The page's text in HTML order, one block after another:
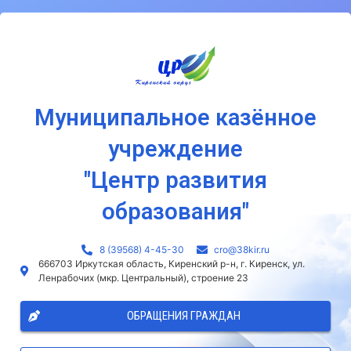
Муниципальное казённое
учреждение
"Центр развития
образования"
8 (39568) 4-45-30
сro@38kir.ru
666703 Иркутская область, Киренский р-н, г. Киренск, ул.
Ленрабочих (мкр. Центральный), строение 23
ОБРАЩЕНИЯ ГРАЖДАН